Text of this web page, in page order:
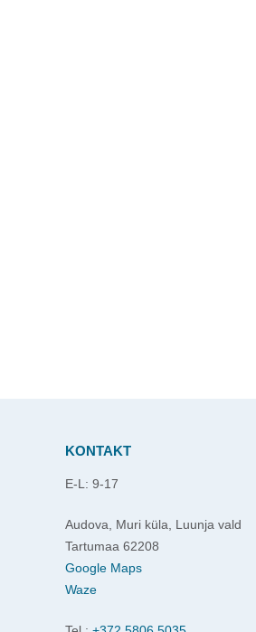
KONTAKT
E-L: 9-17
Audova, Muri küla, Luunja vald
Tartumaa 62208
Google Maps
Waze